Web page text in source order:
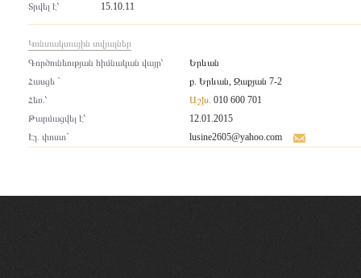
Տրվել է՝
15.10.11
Կոնտակտային տվյալներ
Գործունեության հիմնական վայր՝
Երևան
Հասցե `
ք. Երևան, Զաքյան 7-2
Հեռ.՝
Աշխ. 010 600 701
Թարմացվել է՝
12.01.2015
Էլ. փոստ`
lusine2605@yahoo.com